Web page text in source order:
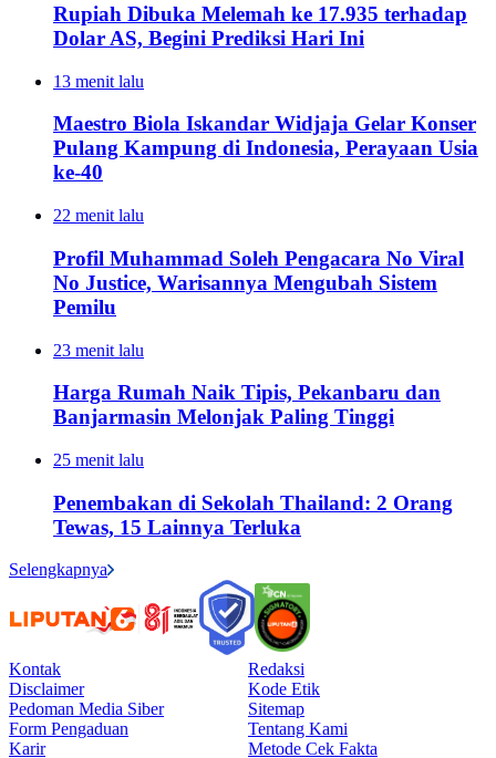
Rupiah Dibuka Melemah ke 17.935 terhadap
Dolar AS, Begini Prediksi Hari Ini
13 menit lalu
Maestro Biola Iskandar Widjaja Gelar Konser
Pulang Kampung di Indonesia, Perayaan Usia
ke-40
22 menit lalu
Profil Muhammad Soleh Pengacara No Viral
No Justice, Warisannya Mengubah Sistem
Pemilu
23 menit lalu
Harga Rumah Naik Tipis, Pekanbaru dan
Banjarmasin Melonjak Paling Tinggi
25 menit lalu
Penembakan di Sekolah Thailand: 2 Orang
Tewas, 15 Lainnya Terluka
Selengkapnya
Kontak
Redaksi
Disclaimer
Kode Etik
Pedoman Media Siber
Sitemap
Form Pengaduan
Tentang Kami
Karir
Metode Cek Fakta